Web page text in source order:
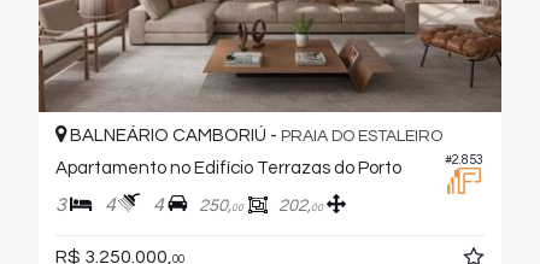
#2.853
BALNEÁRIO CAMBORIÚ - PRAIA DO ESTALEIRO
Apartamento no Edifício Terrazas do Porto
3 4 4 250,00 202,00
R$ 3.250.000, 00